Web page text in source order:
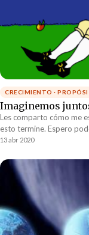
CRECIMIENTO ·
Imaginemos
Les comparto cómo me
13 abr 2020